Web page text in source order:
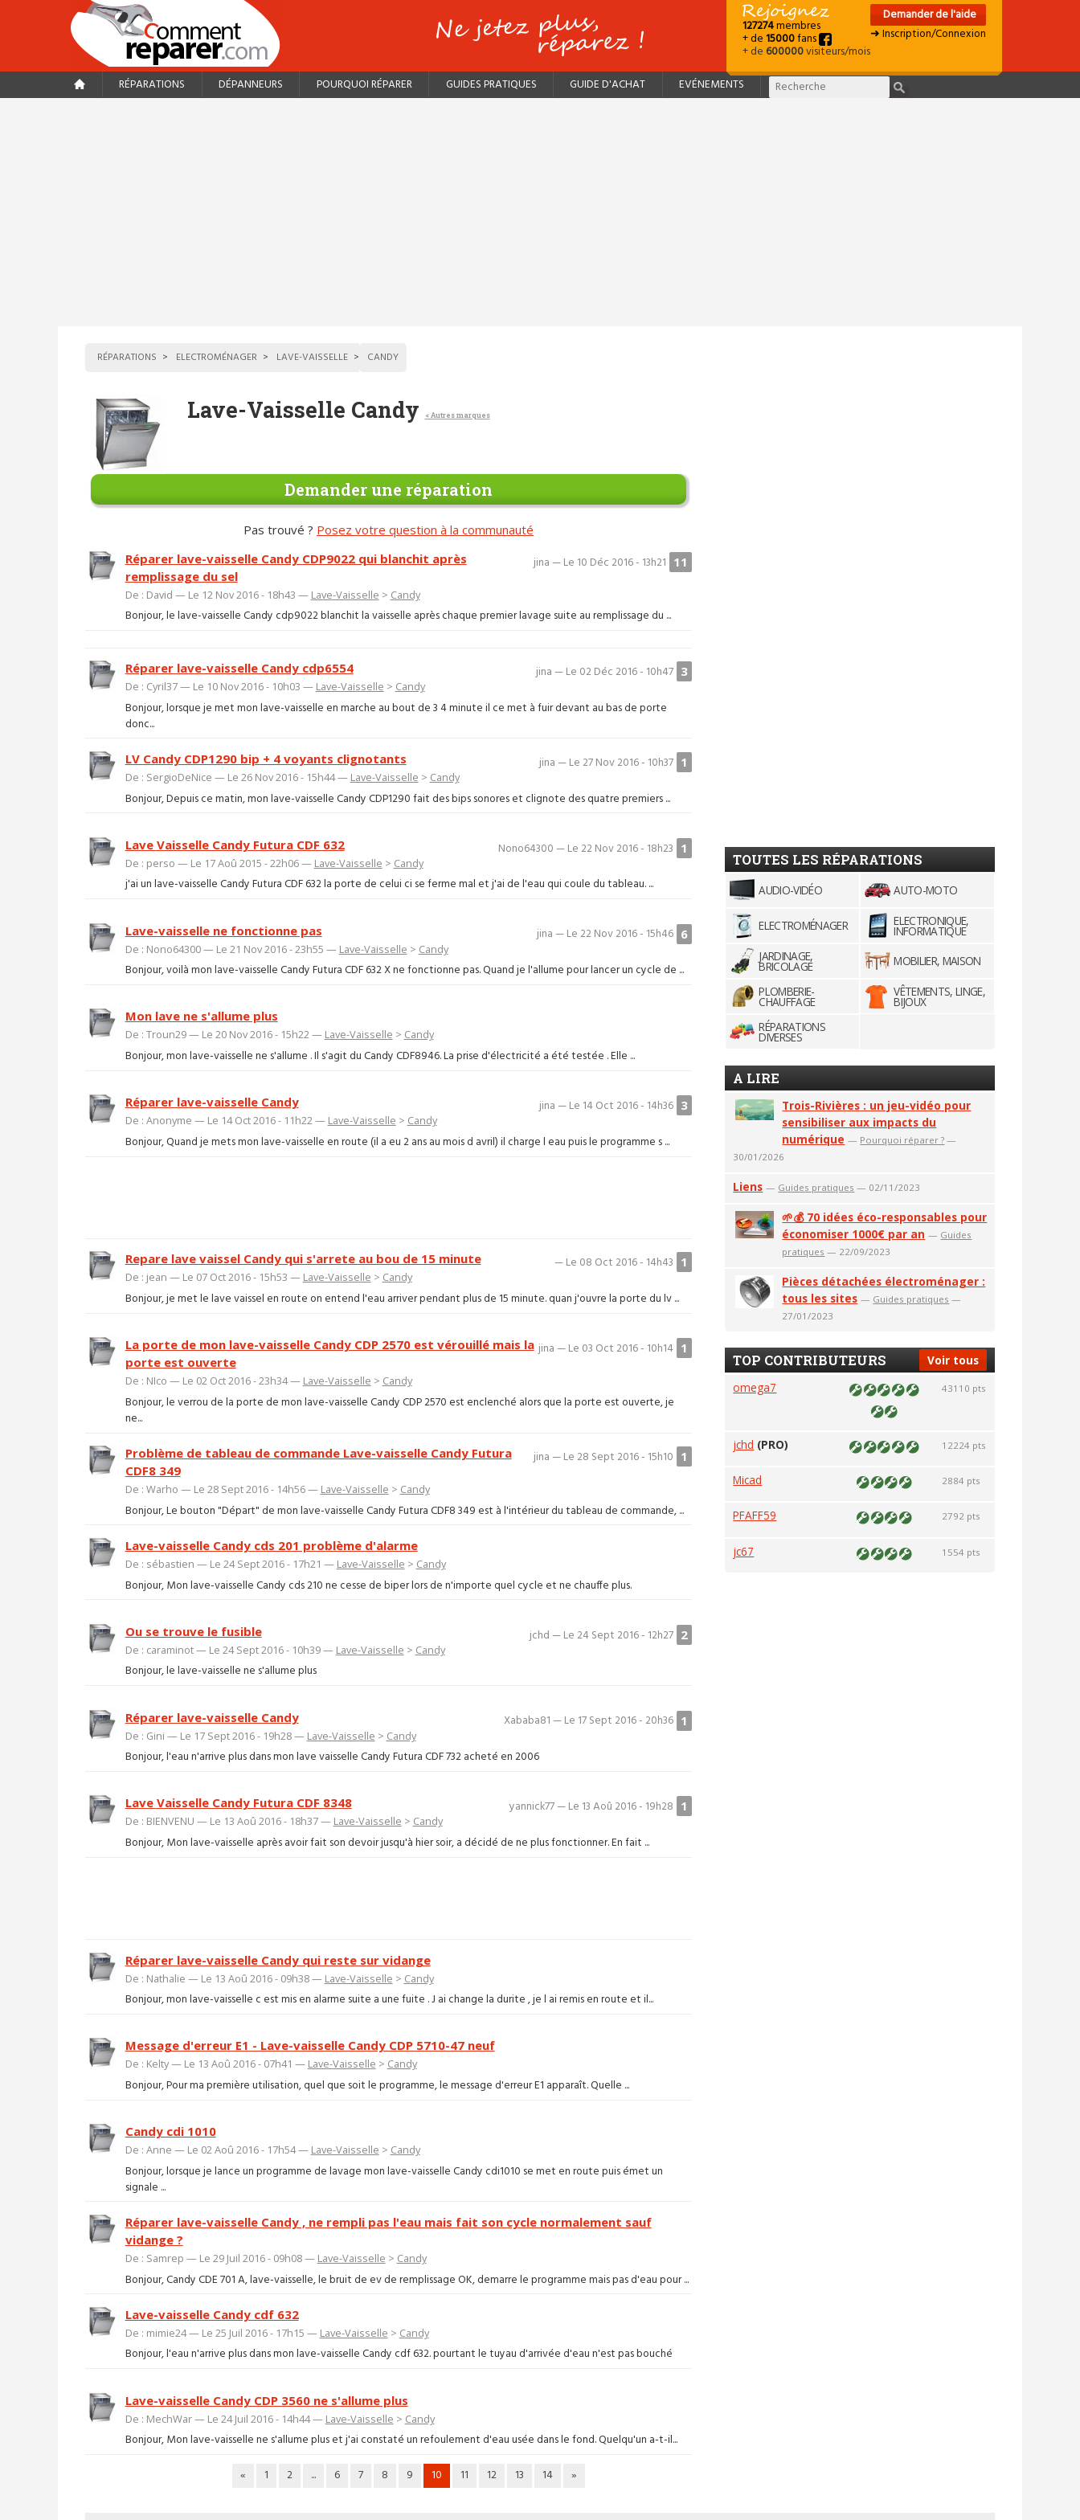
127274membres
+ de15000fans
+ de600000visiteurs/mois
Demander de l'aide
➜ Inscription/Connexion
RÉPARATIONS DÉPANNEURS POURQUOI RÉPARER GUIDES PRATIQUES GUIDE D'ACHAT EVÉNEMENTS
RÉPARATIONS ELECTROMÉNAGER LAVE-VAISSELLE CANDY
Lave-Vaisselle Candy < Autres marques
Demander une réparation
Pas trouvé ? Posez votre question à la communauté
11
jina — Le 10 Déc 2016 - 13h21
Réparer lave-vaisselle Candy CDP9022 qui blanchit après
remplissage du sel
De : David — Le 12 Nov 2016 - 18h43 — Lave-Vaisselle > Candy
Bonjour, le lave-vaisselle Candy cdp9022 blanchit la vaisselle après chaque premier lavage suite au remplissage du ...
3
jina — Le 02 Déc 2016 - 10h47
Réparer lave-vaisselle Candy cdp6554
De : Cyril37 — Le 10 Nov 2016 - 10h03 — Lave-Vaisselle > Candy
Bonjour, lorsque je met mon lave-vaisselle en marche au bout de 3 4 minute il ce met à fuir devant au bas de porte
donc...
1
jina — Le 27 Nov 2016 - 10h37
LV Candy CDP1290 bip + 4 voyants clignotants
De : SergioDeNice — Le 26 Nov 2016 - 15h44 — Lave-Vaisselle > Candy
Bonjour, Depuis ce matin, mon lave-vaisselle Candy CDP1290 fait des bips sonores et clignote des quatre premiers ...
1
Nono64300 — Le 22 Nov 2016 - 18h23
Lave Vaisselle Candy Futura CDF 632
De : perso — Le 17 Aoû 2015 - 22h06 — Lave-Vaisselle > Candy
j'ai un lave-vaisselle Candy Futura CDF 632 la porte de celui ci se ferme mal et j'ai de l'eau qui coule du tableau. ...
6
jina — Le 22 Nov 2016 - 15h46
Lave-vaisselle ne fonctionne pas
De : Nono64300 — Le 21 Nov 2016 - 23h55 — Lave-Vaisselle > Candy
Bonjour, voilà mon lave-vaisselle Candy Futura CDF 632 X ne fonctionne pas. Quand je l'allume pour lancer un cycle de ...
Mon lave ne s'allume plus
De : Troun29 — Le 20 Nov 2016 - 15h22 — Lave-Vaisselle > Candy
Bonjour, mon lave-vaisselle ne s'allume . Il s'agit du Candy CDF8946. La prise d'électricité a été testée . Elle ...
3
jina — Le 14 Oct 2016 - 14h36
Réparer lave-vaisselle Candy
De : Anonyme — Le 14 Oct 2016 - 11h22 — Lave-Vaisselle > Candy
Bonjour, Quand je mets mon lave-vaisselle en route (il a eu 2 ans au mois d avril) il charge l eau puis le programme s ...
1
— Le 08 Oct 2016 - 14h43
Repare lave vaissel Candy qui s'arrete au bou de 15 minute
De : jean — Le 07 Oct 2016 - 15h53 — Lave-Vaisselle > Candy
Bonjour, je met le lave vaissel en route on entend l'eau arriver pendant plus de 15 minute. quan j'ouvre la porte du lv ...
1
jina — Le 03 Oct 2016 - 10h14
La porte de mon lave-vaisselle Candy CDP 2570 est vérouillé mais la
porte est ouverte
De : NIco — Le 02 Oct 2016 - 23h34 — Lave-Vaisselle > Candy
Bonjour, le verrou de la porte de mon lave-vaisselle Candy CDP 2570 est enclenché alors que la porte est ouverte, je
ne...
1
jina — Le 28 Sept 2016 - 15h10
Problème de tableau de commande Lave-vaisselle Candy Futura
CDF8 349
De : Warho — Le 28 Sept 2016 - 14h56 — Lave-Vaisselle > Candy
Bonjour, Le bouton "Départ" de mon lave-vaisselle Candy Futura CDF8 349 est à l'intérieur du tableau de commande, ...
Lave-vaisselle Candy cds 201 problème d'alarme
De : sébastien — Le 24 Sept 2016 - 17h21 — Lave-Vaisselle > Candy
Bonjour, Mon lave-vaisselle Candy cds 210 ne cesse de biper lors de n'importe quel cycle et ne chauffe plus.
2
jchd — Le 24 Sept 2016 - 12h27
Ou se trouve le fusible
De : caraminot — Le 24 Sept 2016 - 10h39 — Lave-Vaisselle > Candy
Bonjour, le lave-vaisselle ne s'allume plus
1
Xababa81 — Le 17 Sept 2016 - 20h36
Réparer lave-vaisselle Candy
De : Gini — Le 17 Sept 2016 - 19h28 — Lave-Vaisselle > Candy
Bonjour, l'eau n'arrive plus dans mon lave vaisselle Candy Futura CDF 732 acheté en 2006
1
yannick77 — Le 13 Aoû 2016 - 19h28
Lave Vaisselle Candy Futura CDF 8348
De : BIENVENU — Le 13 Aoû 2016 - 18h37 — Lave-Vaisselle > Candy
Bonjour, Mon lave-vaisselle après avoir fait son devoir jusqu'à hier soir, a décidé de ne plus fonctionner. En fait ...
Réparer lave-vaisselle Candy qui reste sur vidange
De : Nathalie — Le 13 Aoû 2016 - 09h38 — Lave-Vaisselle > Candy
Bonjour, mon lave-vaisselle c est mis en alarme suite a une fuite . J ai change la durite , je l ai remis en route et il...
Message d'erreur E1 - Lave-vaisselle Candy CDP 5710-47 neuf
De : Kelty — Le 13 Aoû 2016 - 07h41 — Lave-Vaisselle > Candy
Bonjour, Pour ma première utilisation, quel que soit le programme, le message d'erreur E1 apparaît. Quelle ...
Candy cdi 1010
De : Anne — Le 02 Aoû 2016 - 17h54 — Lave-Vaisselle > Candy
Bonjour, lorsque je lance un programme de lavage mon lave-vaisselle Candy cdi1010 se met en route puis émet un
signale ...
Réparer lave-vaisselle Candy , ne rempli pas l'eau mais fait son cycle normalement sauf
vidange ?
De : Samrep — Le 29 Juil 2016 - 09h08 — Lave-Vaisselle > Candy
Bonjour, Candy CDE 701 A, lave-vaisselle, le bruit de ev de remplissage OK, demarre le programme mais pas d'eau pour ...
Lave-vaisselle Candy cdf 632
De : mimie24 — Le 25 Juil 2016 - 17h15 — Lave-Vaisselle > Candy
Bonjour, l'eau n'arrive plus dans mon lave-vaisselle Candy cdf 632. pourtant le tuyau d'arrivée d'eau n'est pas bouché
Lave-vaisselle Candy CDP 3560 ne s'allume plus
De : MechWar — Le 24 Juil 2016 - 14h44 — Lave-Vaisselle > Candy
Bonjour, Mon lave-vaisselle ne s'allume plus et j'ai constaté un refoulement d'eau usée dans le fond. Quelqu'un a-t-il...
« 1 2 ... 6 7 8 9 10 11 12 13 14 »
TOUTES LES RÉPARATIONS
AUDIO-VIDÉO AUTO-MOTO
ELECTROMÉNAGER ELECTRONIQUE,
INFORMATIQUE
JARDINAGE,
BRICOLAGE
MOBILIER, MAISON
PLOMBERIE-
CHAUFFAGE
VÊTEMENTS, LINGE,
BIJOUX
RÉPARATIONS
DIVERSES
A LIRE
Trois-Rivières : un jeu-vidéo pour
sensibiliser aux impacts du
numérique — Pourquoi réparer ? —
30/01/2026
Liens — Guides pratiques — 02/11/2023
🌱💰 70 idées éco-responsables pour
économiser 1000€ par an — Guides
pratiques — 22/09/2023
Pièces détachées électroménager :
tous les sites — Guides pratiques —
27/01/2023
Voir tous
TOP CONTRIBUTEURS
omega7 43110 pts
jchd (PRO) 12224 pts
Micad 2884 pts
PFAFF59 2792 pts
jc67 1554 pts